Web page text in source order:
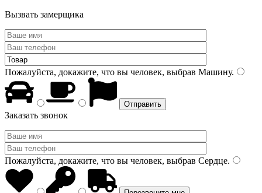
Вызвать замерщика
Пожалуйста, докажите, что вы человек, выбрав Машину.
Заказать звонок
Пожалуйста, докажите, что вы человек, выбрав Сердце.